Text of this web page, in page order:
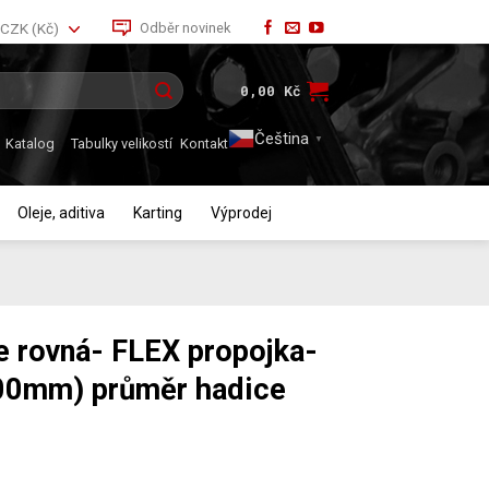
CZK (Kč) Odběr novinek
0,00 Kč
Katalog Tabulky velikostí Kontakt Čeština‎ ▼
Oleje, aditiva Karting Výprodej
rovná- FLEX propojka-
průměr hadice